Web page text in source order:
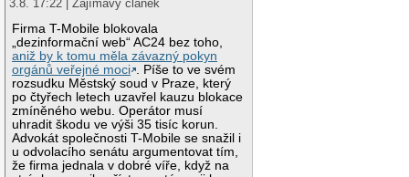
3.8. 17:22 | Zajímavý článek
Firma T-Mobile blokovala
„dezinformační web“ AC24 bez toho,
aniž by k tomu měla závazný pokyn
orgánů veřejné moci . Píše to ve svém
rozsudku Městský soud v Praze, který
po čtyřech letech uzavřel kauzu blokace
zmíněného webu. Operátor musí
uhradit škodu ve výši 35 tisíc korun.
Advokát společnosti T-Mobile se snažil i
u odvolacího senátu argumentovat tím,
že firma jednala v dobré víře, když na